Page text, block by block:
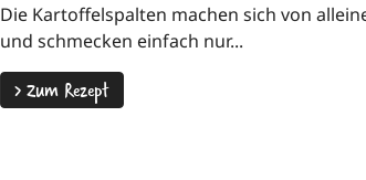
Die Kartoffelspalten machen sich von
und schmecken einfach nur...
>Zum Rezept